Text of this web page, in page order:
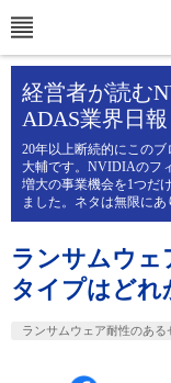
経営者が読む
ADAS業界日
20年以上断続的にこの
大輔です。NVIDIAのフ
増大の事業機会を1つだ
ました。ネタは無限にあ
ランサムウェ
タイプはどれ
ランサムウェア耐性のある